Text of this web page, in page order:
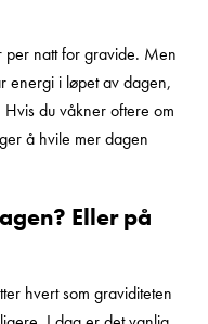
natt for gravide. Men
energi i løpet av dagen,
du våkner oftere om
å hvile mer dagen
Eller på
hvert som graviditeten